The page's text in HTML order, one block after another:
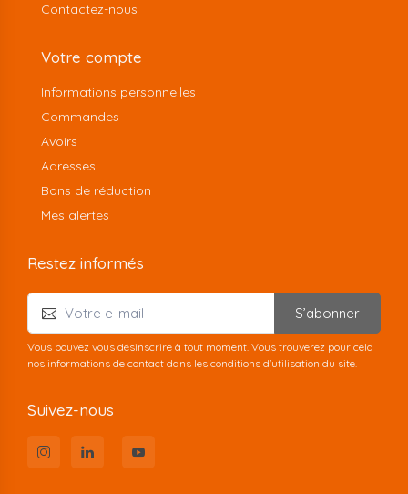
Contactez-nous
Votre compte
Informations personnelles
Commandes
Avoirs
Adresses
Bons de réduction
Mes alertes
Restez informés
S’abonner
Vous pouvez vous désinscrire à tout moment. Vous trouverez pour cela
nos informations de contact dans les conditions d'utilisation du site.
Suivez-nous